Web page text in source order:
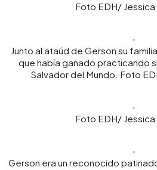
Foto EDH/ Jessica
Junto al ataúd de Gerson su
que había ganado practicando
Salvador del Mundo. Foto
Foto EDH/ Jessica
Gerson era un reconocido